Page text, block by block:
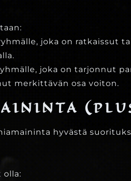
joka on ratkaissut
joka on tarjonnut
merkittävän osa voiton.
hyvästä
olla: